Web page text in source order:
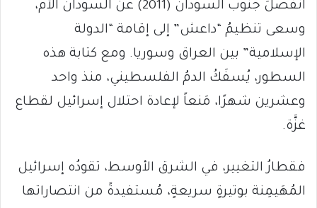
انفصلَ جنوب السودان (2011) عن السودان الأُم،
وسعى تنظيمُ “داعش” إلى إقامة “الدولة
الإسلامية” بين العراق وسوريا. ومع كتابة هذه
السطور، يُسفَكُ الدمُ الفلسطيني، منذ واحد
وعشرين شهرًا، مَنعاً لإعادة احتلال إسرائيل لقطاع
غزَّة.
فقطارُ التغيير، في الشرق الأوسط، تقودُه إسرائيل
المُهَيمِنة بوتيرةٍ سريعةٍ، مُستفيدةً من انتصاراتها